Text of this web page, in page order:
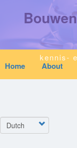
gaan
kennis-
Mobile
links
menu
Home About
Main
Zoeken
Select
your